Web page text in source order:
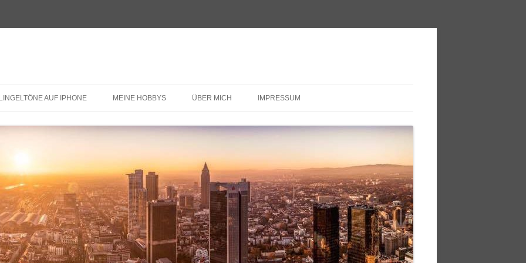
AUF IPHONE MEINE HOBBYS ÜBER MICH IMPRESSUM